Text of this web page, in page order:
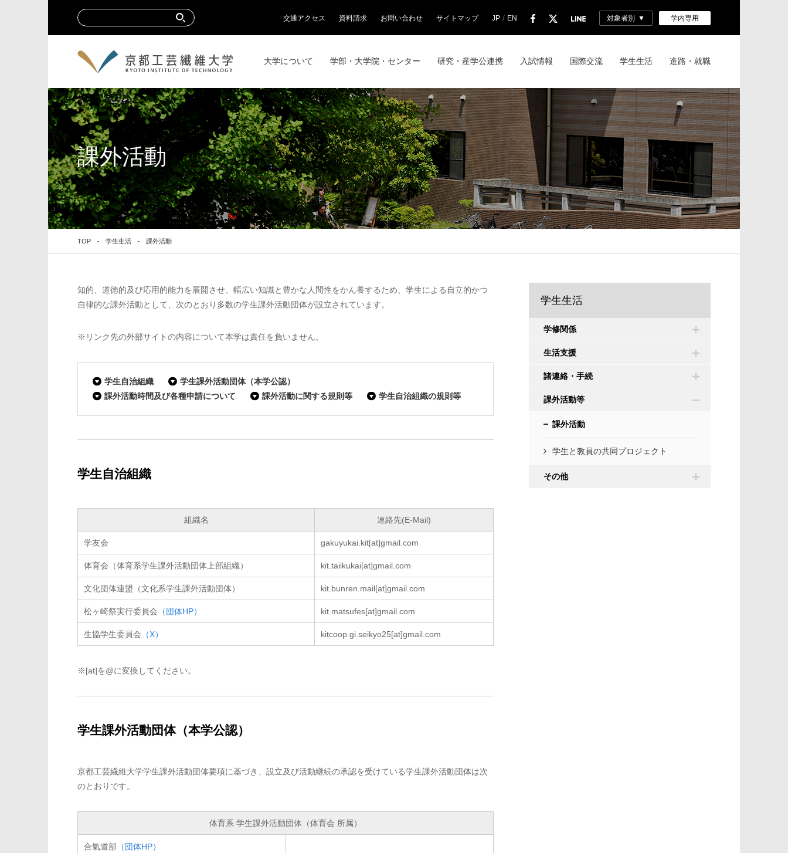
交通アクセス 資料請求 お問い合わせ サイトマップ JP / EN 対象者別 学内専用
大学について 学部・大学院・センター 研究・産学公連携 入試情報 国際交流 学生生活 進路・就職
課外活動
TOP 学生生活 課外活動
知的、道徳的及び応用的能力を展開させ、幅広い知識と豊かな人間性をかん養するため、学生による自立的かつ
自律的な課外活動として、次のとおり多数の学生課外活動団体が設立されています。
※リンク先の外部サイトの内容について本学は責任を負いません。
学生自治組織
学生課外活動団体（本学公認）
課外活動時間及び各種申請について
課外活動に関する規則等 学生自治組織の規則等
学生自治組織
組織名 連絡先(E-Mail)
学友会 gakuyukai.kit[at]gmail.com
体育会（体育系学生課外活動団体上部組織） kit.taiikukai[at]gmail.com
文化団体連盟（文化系学生課外活動団体） kit.bunren.mail[at]gmail.com
松ヶ崎祭実行委員会 （団体HP） kit.matsufes[at]gmail.com
生協学生委員会 （X） kitcoop.gi.seikyo25[at]gmail.com
※[at]を@に変換してください。
学生課外活動団体（本学公認）
京都工芸繊維大学学生課外活動団体要項に基づき、設立及び活動継続の承認を受けている学生課外活動団体は次
のとおりです。
体育系 学生課外活動団体（体育会 所属）
合氣道部 （団体HP）
学生生活
学修関係
生活支援
諸連絡・手続
課外活動等
課外活動
学生と教員の共同プロジェクト
その他